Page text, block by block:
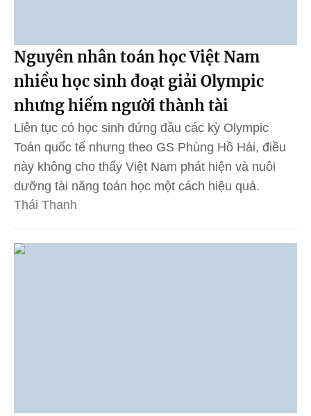
Nguyên nhân toán học Việt Nam
nhiều học sinh đoạt giải Olympic
nhưng hiếm người thành tài
Liên tục có học sinh đứng đầu các kỳ Olympic
Toán quốc tế nhưng theo GS Phùng Hồ Hải, điều
này không cho thấy Việt Nam phát hiện và nuôi
dưỡng tài năng toán học một cách hiệu quả.
Thái Thanh